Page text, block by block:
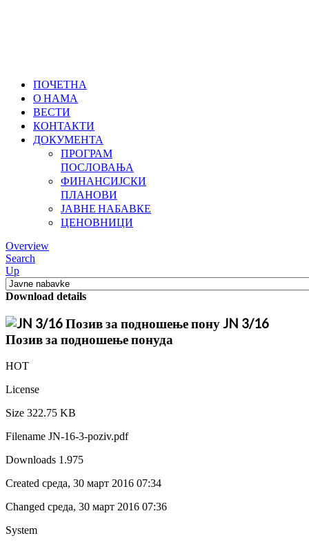
ПОЧЕТНА
О НАМА
ВЕСТИ
КОНТАКТИ
ДОКУМЕНТА
ПРОГРАМ
ПОСЛОВАЊА
ФИНАНСИЈСКИ
ПЛАНОВИ
ЈАВНЕ НАБАВКЕ
ЦЕНОВНИЦИ
Overview
Search
Up
Download details
JN 3/16
Позив за подношење понуда
HOT
License
Size 322.75 KB
Filename JN-16-3-poziv.pdf
Downloads 1.975
Created среда, 30 март 2016 07:34
Changed среда, 30 март 2016 07:36
System